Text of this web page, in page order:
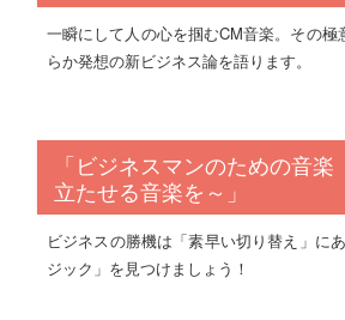
一瞬にして人の心を掴むCM音楽。その
らか発想の新ビジネス論を語ります。
「ビジネスマンのための音
立たせる音楽を～」
ビジネスの勝機は「素早い切り替え」に
ジック」を見つけましょう！